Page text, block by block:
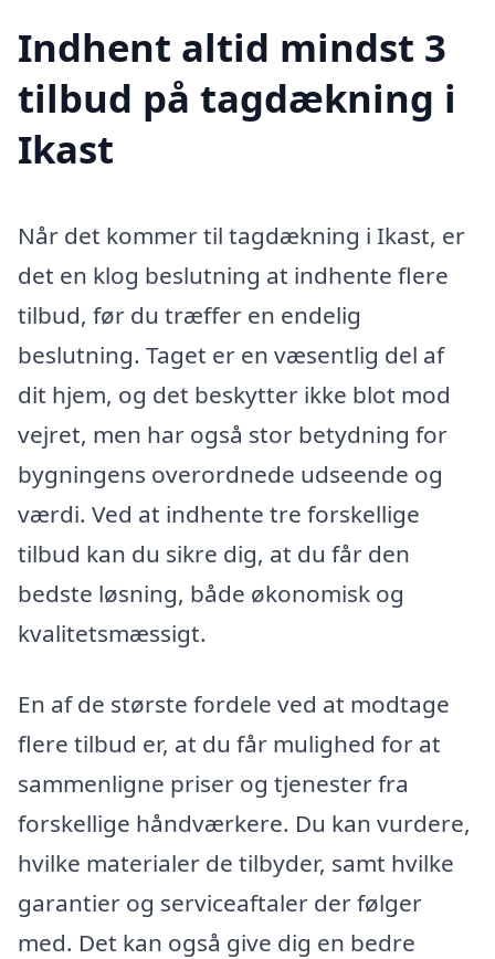
Indhent altid mindst 3
tilbud på tagdækning i
Ikast
Når det kommer til tagdækning i Ikast, er
det en klog beslutning at indhente flere
tilbud, før du træffer en endelig
beslutning. Taget er en væsentlig del af
dit hjem, og det beskytter ikke blot mod
vejret, men har også stor betydning for
bygningens overordnede udseende og
værdi. Ved at indhente tre forskellige
tilbud kan du sikre dig, at du får den
bedste løsning, både økonomisk og
kvalitetsmæssigt.
En af de største fordele ved at modtage
flere tilbud er, at du får mulighed for at
sammenligne priser og tjenester fra
forskellige håndværkere. Du kan vurdere,
hvilke materialer de tilbyder, samt hvilke
garantier og serviceaftaler der følger
med. Det kan også give dig en bedre